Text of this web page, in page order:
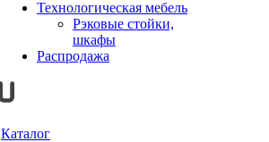
Технологическая мебель
Рэковые стойки,
шкафы
Распродажа
Каталог